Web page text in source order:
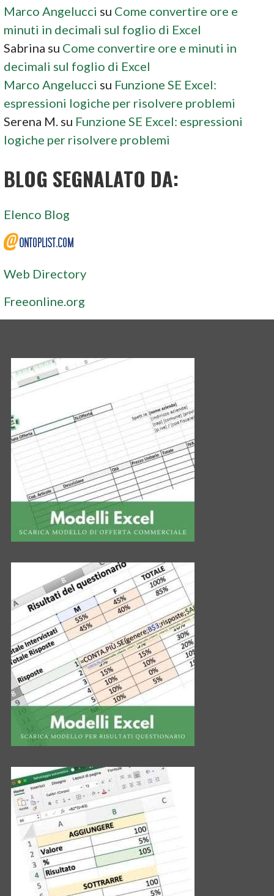
Marco Angelucci su Come convertire ore e
minuti in decimali sul foglio di Excel
Sabrina su Come convertire ore e minuti in
decimali sul foglio di Excel
Marco Angelucci su Funzione SE Excel:
espressioni logiche per risolvere problemi
Serena M. su Funzione SE Excel: espressioni
logiche per risolvere problemi
BLOG SEGNALATO DA:
Elenco Blog
Web Directory
Freeonline.org